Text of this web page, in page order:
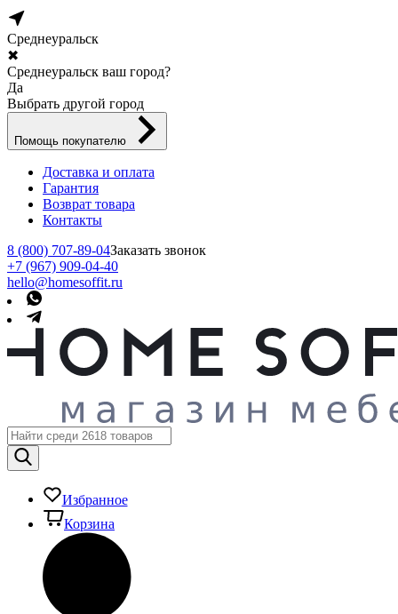
Среднеуральск
✖
Среднеуральск ваш город?
Да
Выбрать другой город
Помощь покупателю
Доставка и оплата
Гарантия
Возврат товара
Контакты
8 (800) 707-89-04Заказать звонок
+7 (967) 909-04-40
hello@homesoffit.ru
Избранное
Корзина